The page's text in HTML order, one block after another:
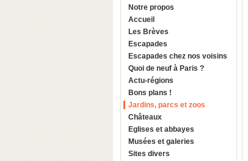
Notre propos
Accueil
Les Brèves
Escapades
Escapades chez nos voisins
Quoi de neuf à Paris ?
Actu-régions
Bons plans !
Jardins, parcs et zoos
Châteaux
Eglises et abbayes
Musées et galeries
Sites divers